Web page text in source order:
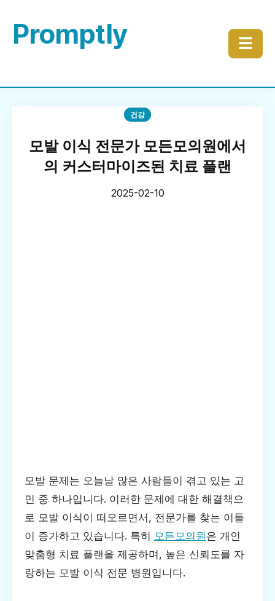
Promptly ☰
건강
모발 이식 전문가 모든모의원에서
의 커스터마이즈된 치료 플랜
2025-02-10
모발 문제는 오늘날 많은 사람들이 겪고 있는 고
민 중 하나입니다. 이러한 문제에 대한 해결책으
로 모발 이식이 떠오르면서, 전문가를 찾는 이들
이 증가하고 있습니다. 특히 모든모의원은 개인
맞춤형 치료 플랜을 제공하며, 높은 신뢰도를 자
랑하는 모발 이식 전문 병원입니다.